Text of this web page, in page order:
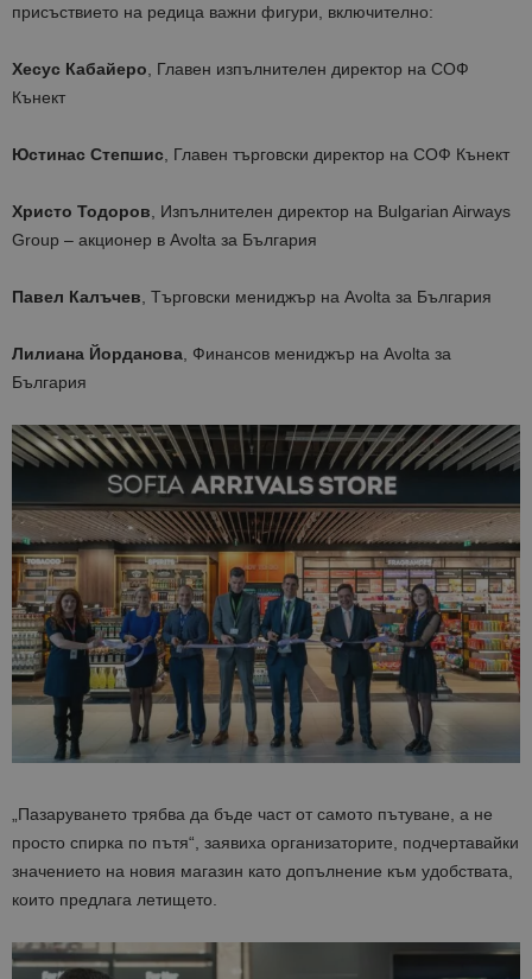
присъствието на редица важни фигури, включително:
Хесус Кабайеро , Главен изпълнителен директор на СОФ
Кънект
Юстинас Степшис , Главен търговски директор на СОФ Кънект
Христо Тодоров , Изпълнителен директор на Bulgarian Airways
Group – акционер в Avolta за България
Павел Калъчев , Търговски мениджър на Avolta за България
Лилиана Йорданова , Финансов мениджър на Avolta за
България
„Пазаруването трябва да бъде част от самото пътуване, а не
просто спирка по пътя“, заявиха организаторите, подчертавайки
значението на новия магазин като допълнение към удобствата,
които предлага летището.